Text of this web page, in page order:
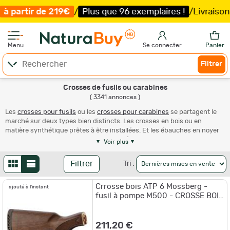
que 96 exemplaires ! /Livraison offerte et expédition
Menu Se connecter Panier
Filtrer
Crosses de fusils ou carabines
( 3341 annonces )
Les crosses pour fusils ou les crosses pour carabines se partagent le
marché sur deux types bien distincts. Les crosses en bois ou en
matière synthétique prêtes à être installées. Et les ébauches en noyer
qui demandent un travail important de façonnage avant de pouvoir
fabricant de l'arme à laquelle elles se destinent telles que Browning par
exemple. Cette provenance, en neuf comme en occasion, offre de
solides garanties. Certains accessoiristes proposent cependant des
crosses de haute qualité, qui peuvent rivaliser avec les originales.
Le plus souvent diffusées à des tarifs attractifs en neuf, les crosses
pour fusils ou pour carabines se révèlent plus attrayantes encore en
seconde main, ces prix devenant même fréquemment dérisoires si la
pièce a nettement perdu de sa fraîcheur. Bien que beaucoup moins
Voir plus
Filtrer Tri :
ajouté à l'instant
Crrosse bois ATP 6 Mossberg -
fusil à pompe M500 - CROSSE BOIS
211,20 €